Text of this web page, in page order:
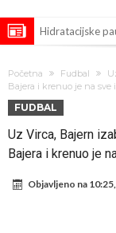
Hidratacijske
Atletika?!
Ovo se Novaku
Zverev se
Infantino imao
novac od UEFA
Mourinho uvodi
Početna Fudbal
Bajera i krenuo je na sve
FUDBAL
Uz Virca, Bajern
Bajera i krenuo je
Objavljeno na